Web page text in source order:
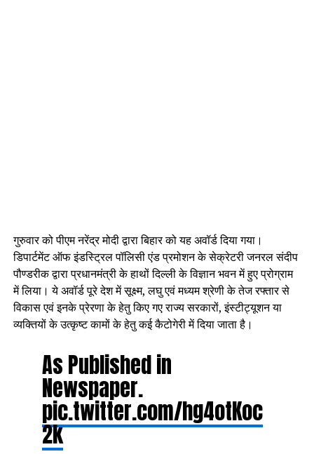
गुरुवार को पीएम नरेंद्र मोदी द्वारा बिहार को यह अवॉर्ड दिया गया।
डिपार्टमेंट ऑफ इंडस्ट्रिल पॉलिसी एंड प्रमोशन के सेक्रेटरी जनरल संदीप
पौण्डरीक द्वारा प्रधानमंत्री के हाथों दिल्ली के विज्ञान भवन में हुए प्रोग्राम
में लिया। ये अवॉर्ड पूरे देश में सूक्ष्म, लघु एवं मध्यम श्रेणी के तेज रफ्तार से
विकास एवं इनके प्रेरणा के हेतु किए गए राज्य सरकारों, इंस्टीट्यूशन या
व्यक्तियों के उत्कृष्ट कामों के हेतु कई कैटोगेरी में दिया जाता है।
As Published in
Newspaper.
pic.twitter.com/hg4otKoc
2k